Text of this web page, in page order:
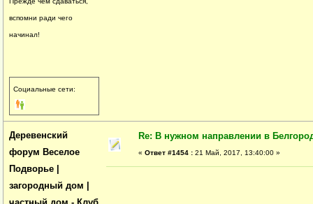
вспомни ради чего
начинал!
Социальные сети:
Деревенский
форум Веселое
Подворье |
загородный дом |
Re: В нужном направлении в
« Ответ #1454 : 21 Май, 2017, 13:40:00 »